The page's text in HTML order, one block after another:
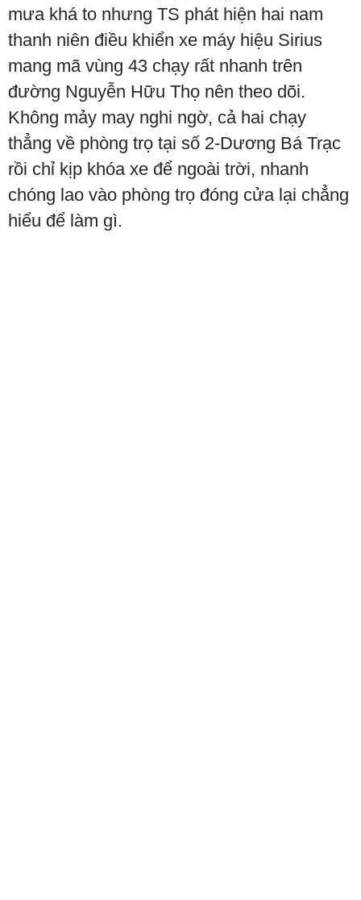
mưa khá to nhưng TS phát hiện hai nam
thanh niên điều khiển xe máy hiệu Sirius
mang mã vùng 43 chạy rất nhanh trên
đường Nguyễn Hữu Thọ nên theo dõi.
Không mảy may nghi ngờ, cả hai chạy
thẳng về phòng trọ tại số 2-Dương Bá Trạc
rồi chỉ kịp khóa xe để ngoài trời, nhanh
chóng lao vào phòng trọ đóng cửa lại chẳng
hiểu để làm gì.